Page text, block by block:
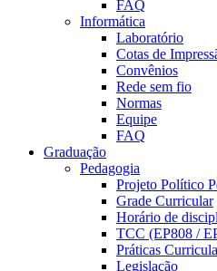
FAQ
Informática
Laboratório
Cotas de
Convênios
Rede sem fio
Normas
Equipe
FAQ
Graduação
Pedagogia
Projeto Político
Grade Curricular
Horário de
TCC (EP808 /
Práticas
Legislação